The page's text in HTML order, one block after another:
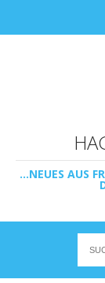
...NEUES AUS